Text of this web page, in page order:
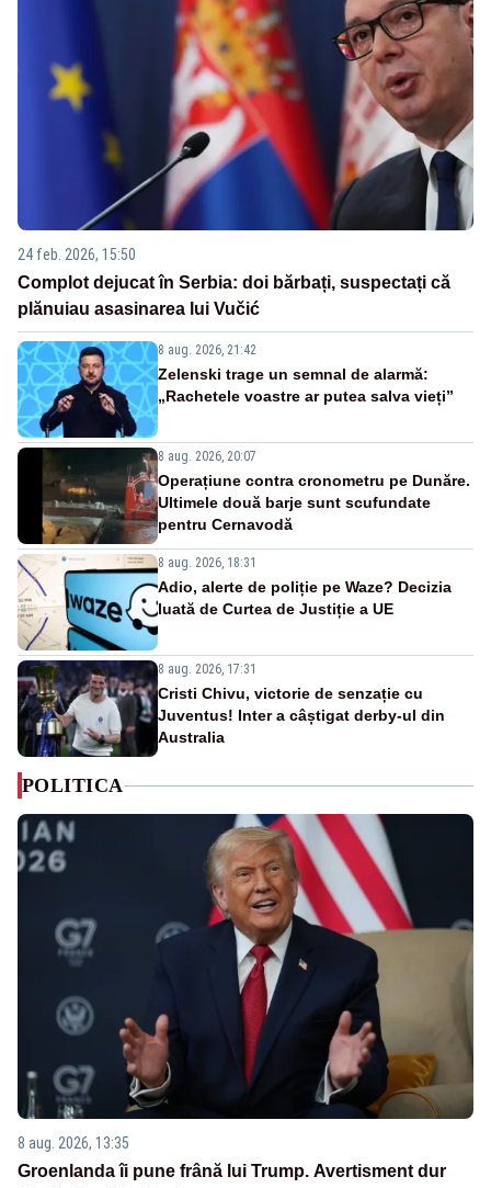
24 feb. 2026, 15:50
Complot dejucat în Serbia: doi bărbați, suspectați că
plănuiau asasinarea lui Vučić
8 aug. 2026, 21:42
Zelenski trage un semnal de alarmă:
„Rachetele voastre ar putea salva vieți”
8 aug. 2026, 20:07
Operațiune contra cronometru pe Dunăre.
Ultimele două barje sunt scufundate
pentru Cernavodă
8 aug. 2026, 18:31
Adio, alerte de poliție pe Waze? Decizia
luată de Curtea de Justiție a UE
8 aug. 2026, 17:31
Cristi Chivu, victorie de senzație cu
Juventus! Inter a câștigat derby-ul din
Australia
POLITICA
8 aug. 2026, 13:35
Groenlanda îi pune frână lui Trump. Avertisment dur